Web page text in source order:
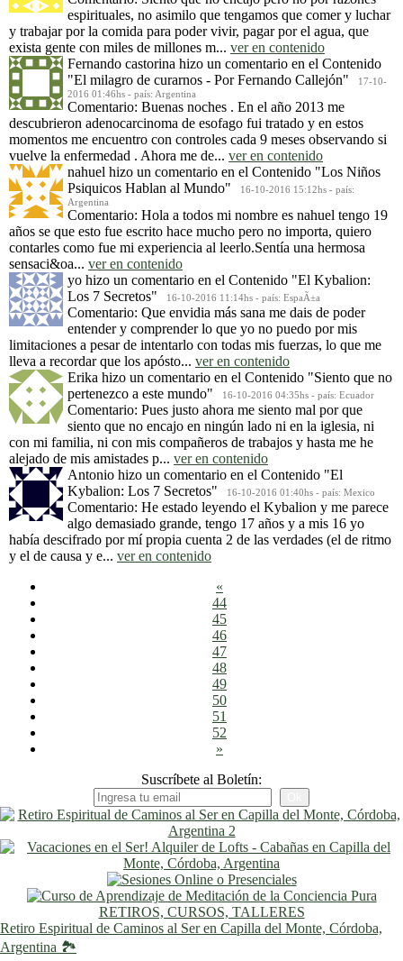
espirituales, no asimilo que tengamos que comer y luchar
y trabajar por la comida para poder vivir, pagar por el agua, que
exista gente con miles de millones m... ver en contenido
Fernando castorina hizo un comentario en el Contenido
"El milagro de curarnos - Por Fernando Callejón"
17-10-
2016 01:46hs - país: Argentina
Comentario: Buenas noches . En el año 2013 me
descubrieron adenocarcinoma de esofago fui tratado y en estos
momentos me encuentro con controles cada 9 meses observando si
vuelve la enfermedad . Ahora me de... ver en contenido
nahuel hizo un comentario en el Contenido "Los Niños
Psiquicos Hablan al Mundo"
16-10-2016 15:12hs - país:
Argentina
Comentario: Hola a todos mi nombre es nahuel tengo 19
años se que esto fue escrito hace mucho pero no importa, quiero
contarles como fue mi experiencia al leerlo.Sentía una hermosa
sensaci&oa... ver en contenido
yo hizo un comentario en el Contenido "El Kybalion:
Los 7 Secretos"
16-10-2016 11:14hs - país: EspaÃ±a
Comentario: Que envidia más sana me dais de poder
entender y comprender lo que yo no puedo por mis
limitaciones a pesar de intentarlo con todas mis fuerzas, lo que me
lleva a recordar que los apósto... ver en contenido
Erika hizo un comentario en el Contenido "Siento que no
pertenezco a este mundo"
16-10-2016 04:35hs - país: Ecuador
Comentario: Pues justo ahora me siento mal por que
siento que no encajo en ningún lado ni en la iglesia, ni
con mi familia, ni con mis compañeros de trabajos y hasta me he
alejado de mis amistades p... ver en contenido
Antonio hizo un comentario en el Contenido "El
Kybalion: Los 7 Secretos"
16-10-2016 01:40hs - país: Mexico
Comentario: He estado leyendo el Kybalion y me parece
algo demasiado grande, tengo 17 años y a mis 16 yo
había descifrado por mí propia cuenta 2 de las verdades (el de ritmo
y el de causa y e... ver en contenido
«
44
45
46
47
48
49
50
51
52
»
Suscríbete al Boletín:
RETIROS, CURSOS, TALLERES
Retiro Espiritual de Caminos al Ser en Capilla del Monte, Córdoba,
Argentina 🏞️